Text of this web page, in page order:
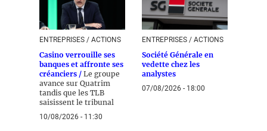
ENTREPRISES / ACTIONS
Casino verrouille ses
banques et affronte ses
créanciers / Le groupe
avance sur Quatrim
tandis que les TLB
saisissent le tribunal
10/08/2026 - 11:30
ENTREPRISES / ACTIONS
Société Générale en
vedette chez les
analystes
07/08/2026 - 18:00